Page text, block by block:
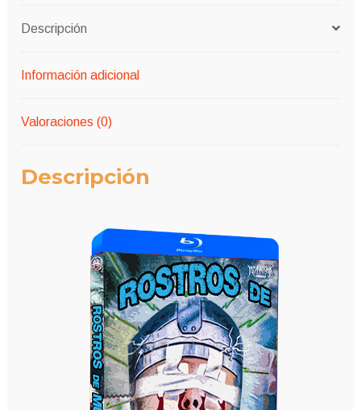
Descripción
Información adicional
Valoraciones (0)
Descripción